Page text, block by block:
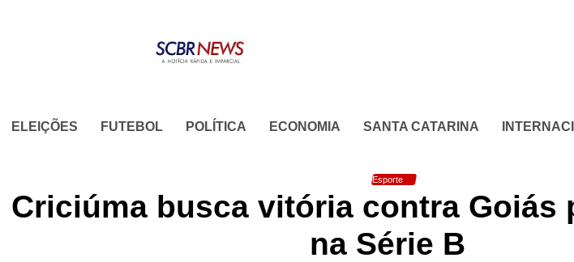
ELEIÇÕES FUTEBOL POLÍTICA ECONOMIA SANTA CATARINA
Esporte
Criciúma busca vitória contra Goiás
na Série B